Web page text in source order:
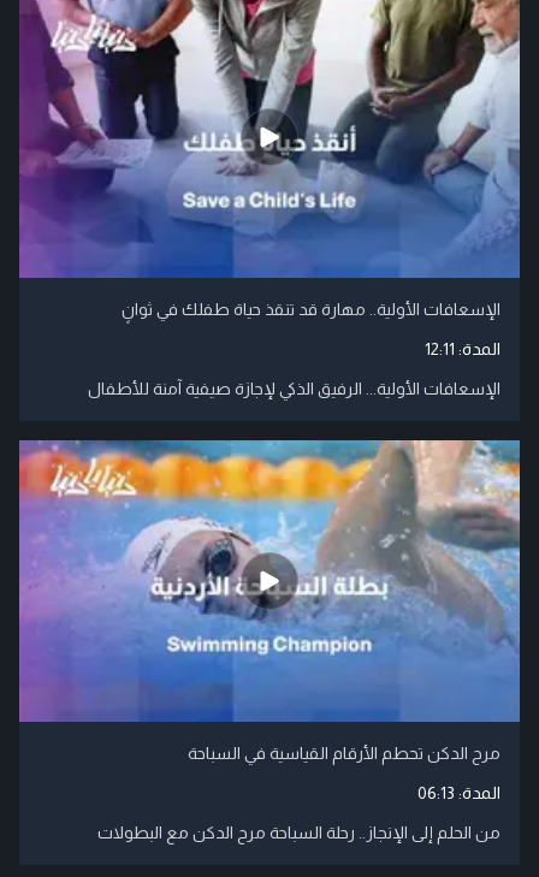
الإسعافات الأولية.. مهارة قد تنقذ حياة طفلك في ثوانٍ
المدة: 12:11
الإسعافات الأولية... الرفيق الذكي لإجازة صيفية آمنة للأطفال
مرح الدكن تحطم الأرقام القياسية في السباحة
المدة: 06:13
من الحلم إلى الإنجاز.. رحلة السباحة مرح الدكن مع البطولات